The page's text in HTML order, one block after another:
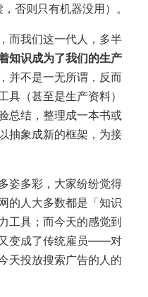
否则只有机器没用）。
而我们这一代人，多半
知识成为了我们的生产
并不是一无所谓，反而
具（甚至是生产资料）
结，整理成一本书或
抽象成新的框架，为接
姿多彩，大家纷纷觉得
的人大多数都是「知识
工具；而今天的感觉到
变成了传统雇员——对
天投放搜索广告的人的